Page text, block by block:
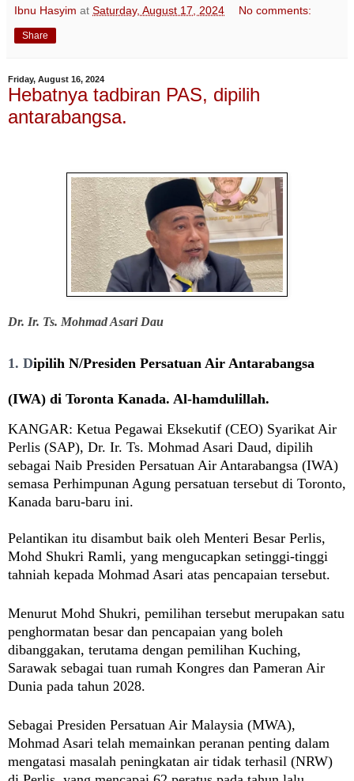
Ibnu Hasyim at Saturday, August 17, 2024 No comments:
Share
Friday, August 16, 2024
Hebatnya tadbiran PAS, dipilih
antarabangsa.
Dr. Ir. Ts. Mohmad Asari Dau
1. Dipilih N/Presiden Persatuan Air Antarabangsa
(IWA) di Toronta Kanada. Al-hamdulillah.
KANGAR: Ketua Pegawai Eksekutif (CEO) Syarikat Air
Perlis (SAP), Dr. Ir. Ts. Mohmad Asari Daud, dipilih
sebagai Naib Presiden Persatuan Air Antarabangsa (IWA)
semasa Perhimpunan Agung persatuan tersebut di Toronto,
Kanada baru-baru ini.
Pelantikan itu disambut baik oleh Menteri Besar Perlis,
Mohd Shukri Ramli, yang mengucapkan setinggi-tinggi
tahniah kepada Mohmad Asari atas pencapaian tersebut.
Menurut Mohd Shukri, pemilihan tersebut merupakan satu
penghormatan besar dan pencapaian yang boleh
dibanggakan, terutama dengan pemilihan Kuching,
Sarawak sebagai tuan rumah Kongres dan Pameran Air
Dunia pada tahun 2028.
Sebagai Presiden Persatuan Air Malaysia (MWA),
Mohmad Asari telah memainkan peranan penting dalam
mengatasi masalah peningkatan air tidak terhasil (NRW)